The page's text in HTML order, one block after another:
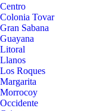
Centro
Colonia Tovar
Gran Sabana
Guayana
Litoral
Llanos
Los Roques
Margarita
Morrocoy
Occidente